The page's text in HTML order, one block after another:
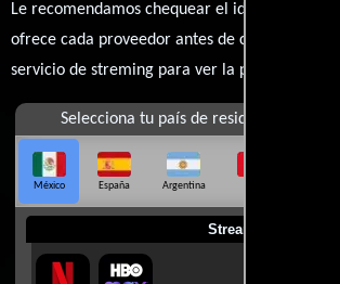
Le recomendamos chequear el idioma,
ofrece cada proveedor antes de comprar,
servicio de streming para ver la películas.
Selecciona tu país de residencia
México España Argentina
Streaming